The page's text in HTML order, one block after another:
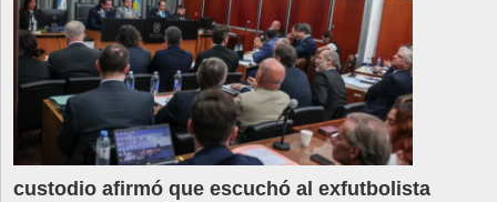
custodio afirmó que escuchó al exfutbolista